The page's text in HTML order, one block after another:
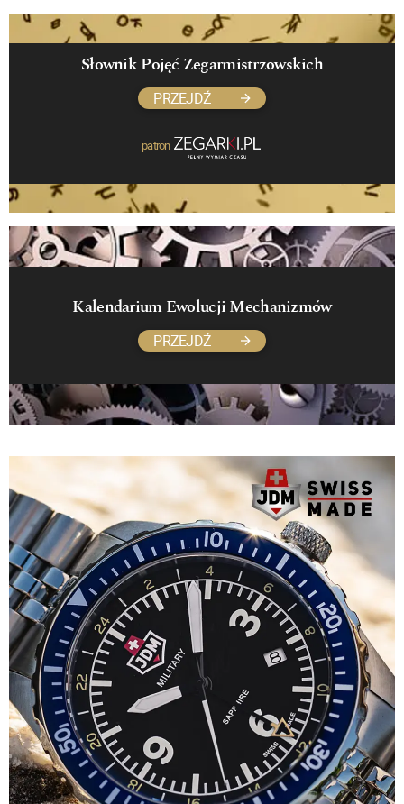
Słownik Pojęć Zegarmistrzowskich
PRZEJDŹ
patron
Kalendarium Ewolucji Mechanizmów
PRZEJDŹ